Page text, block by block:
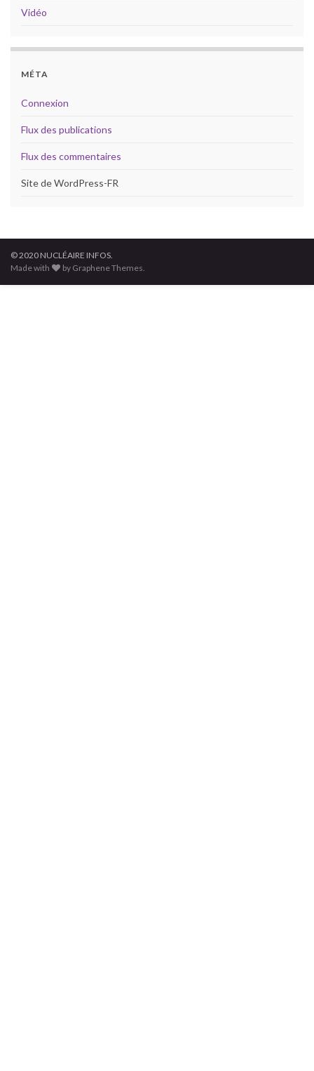
Vidéo
MÉTA
Connexion
Flux des publications
Flux des commentaires
Site de WordPress-FR
© 2020 NUCLÉAIRE INFOS.
Made with
by Graphene Themes.